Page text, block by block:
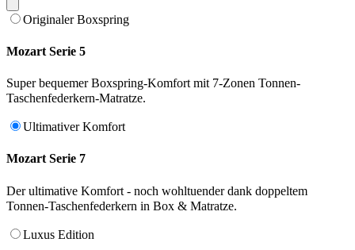
Originaler Boxspring
Mozart Serie 5
Super bequemer Boxspring-Komfort mit 7-Zonen Tonnen-
Taschenfederkern-Matratze.
Ultimativer Komfort
Mozart Serie 7
Der ultimative Komfort - noch wohltuender dank doppeltem
Tonnen-Taschenfederkern in Box & Matratze.
Luxus Edition